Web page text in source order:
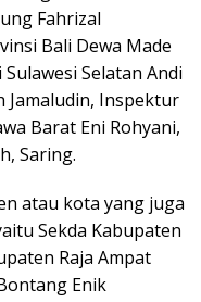
Fahrizal
Bali Dewa Made
Selatan Andi
Jamaludin, Inspektur
Barat Eni Rohyani,
Saring.
atau kota yang juga
Sekda Kabupaten
Raja Ampat
Enik